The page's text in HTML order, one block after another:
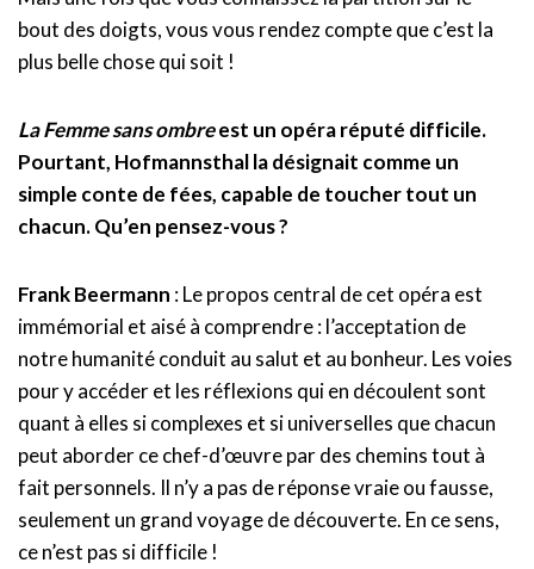
bout des doigts, vous vous rendez compte que c’est la
plus belle chose qui soit !
La Femme sans ombreest un opéra réputé difficile.
Pourtant, Hofmannsthal la désignait comme un
simple conte de fées, capable de toucher tout un
chacun. Qu’en pensez-vous ?
Frank Beermann : Le propos central de cet opéra est
immémorial et aisé à comprendre : l’acceptation de
notre humanité conduit au salut et au bonheur. Les voies
pour y accéder et les réflexions qui en découlent sont
quant à elles si complexes et si universelles que chacun
peut aborder ce chef-d’œuvre par des chemins tout à
fait personnels. Il n’y a pas de réponse vraie ou fausse,
seulement un grand voyage de découverte. En ce sens,
ce n’est pas si difficile !